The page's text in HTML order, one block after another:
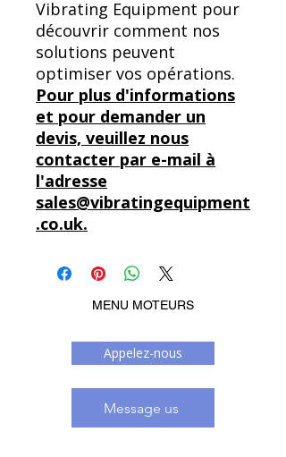
Vibrating Equipment pour
découvrir comment nos
solutions peuvent
optimiser vos opérations.
Pour plus d'informations
et pour demander un
devis, veuillez nous
contacter par e-mail à
l'adresse
sales@vibratingequipment
.co.uk.
MENU MOTEURS
Appelez-nous
Message us